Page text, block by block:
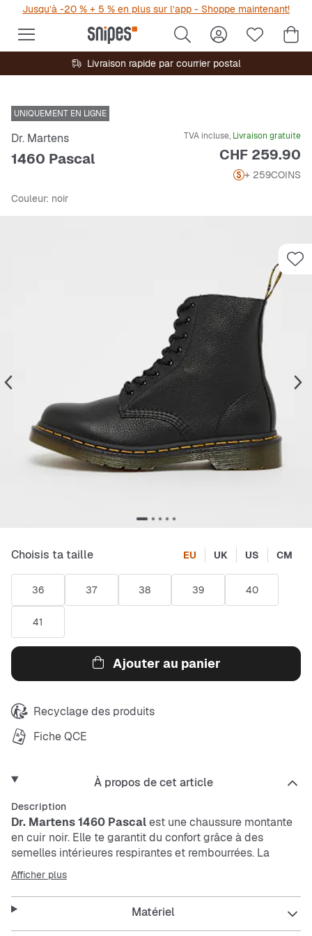
Jusqu’à -20 % + 5 % en plus sur l’app - Shoppe maintenant!
Livraison rapide par courrier postal
UNIQUEMENT EN LIGNE
Dr. Martens
1460 Pascal
TVA incluse, Livraison gratuite
Prix
CHF 259.90
+ 259COINS
Couleur: noir
Choisis ta taille EU UK US CM
36 37 38 39 40
41
Ajouter au panier
Recyclage des produits
Fiche QCE
À propos de cet article
Description
Dr. Martens 1460 Pascalest une chaussure montante
en cuir noir. Elle te garantit du confort grâce à des
semelles intérieures respirantes et rembourrées. La
semelle extérieure robuste est durable, antidérapante et
absorbe les chocs. Parfaite pour tous les jours, cette
chaussure offre un bon maintien et sèche rapidement.
Afficher plus
Matériel